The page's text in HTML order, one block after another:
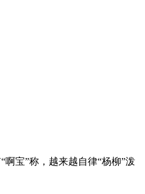
宝”称，越来越自律“杨柳”泼